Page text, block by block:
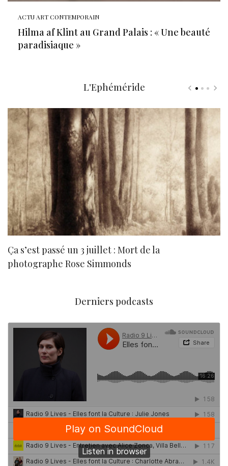
ACTU ART CONTEMPORAIN
Hilma af Klint au Grand Palais : « Une beauté
paradisiaque »
L'Ephéméride
Ça s’est passé un 3 juillet : Mort de la
photographe Rose Simmonds
Derniers podcasts